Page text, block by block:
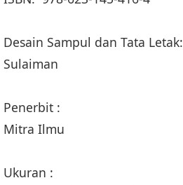
Desain Sampul dan Tata Letak:
Sulaiman
Penerbit :
Mitra Ilmu
Ukuran :